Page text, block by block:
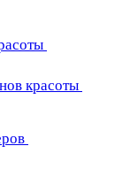
красоты